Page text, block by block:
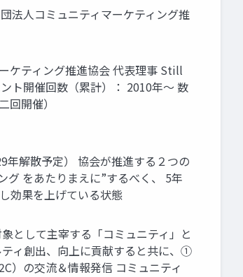
法人コミュニティマーケティング推
ケティング推進協会 代表理事 Still
ト開催回数（累計）： 2010年～ 数
開催）
解散予定） 協会が推進する２つの
グ をあたりまえに”するべく、 5年
効果を上げている状態
として主宰する「コミュニティ」と
ィ創出、向上に貢献すると共に、①
）の交流＆情報発信 コミュニティ